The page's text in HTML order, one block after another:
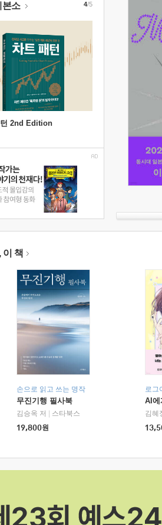
본소
2nd Edition
4/5
이 책
손으로 읽고 쓰는 명작
무진기행 필사북
김승옥 저
스타북스
19,800원
로그
AI에
김혜